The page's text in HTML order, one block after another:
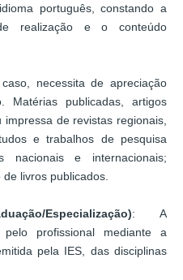
português, constando a
realização e o conteúdo
necessita de apreciação
Matérias publicadas, artigos
de revistas regionais,
e trabalhos de pesquisa
nacionais e internacionais;
livros publicados.
Especialização): A
profissional mediante a
pela IES, das disciplinas